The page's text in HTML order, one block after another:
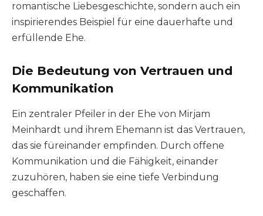
romantische Liebesgeschichte, sondern auch ein
inspirierendes Beispiel für eine dauerhafte und
erfüllende Ehe.
Die Bedeutung von Vertrauen und
Kommunikation
Ein zentraler Pfeiler in der Ehe von Mirjam
Meinhardt und ihrem Ehemann ist das Vertrauen,
das sie füreinander empfinden. Durch offene
Kommunikation und die Fähigkeit, einander
zuzuhören, haben sie eine tiefe Verbindung
geschaffen.